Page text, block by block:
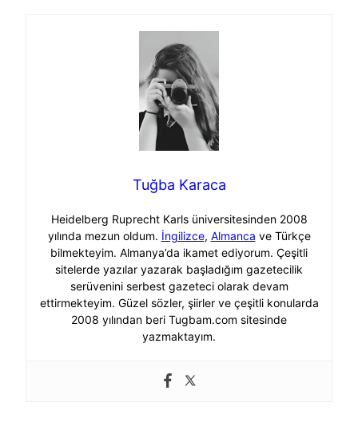
Tuğba Karaca
Heidelberg Ruprecht Karls üniversitesinden 2008
yılında mezun oldum. İngilizce, Almanca ve Türkçe
bilmekteyim. Almanya’da ikamet ediyorum. Çeşitli
sitelerde yazılar yazarak başladığım gazetecilik
serüvenini serbest gazeteci olarak devam
ettirmekteyim. Güzel sözler, şiirler ve çeşitli konularda
2008 yılından beri Tugbam.com sitesinde
yazmaktayım.